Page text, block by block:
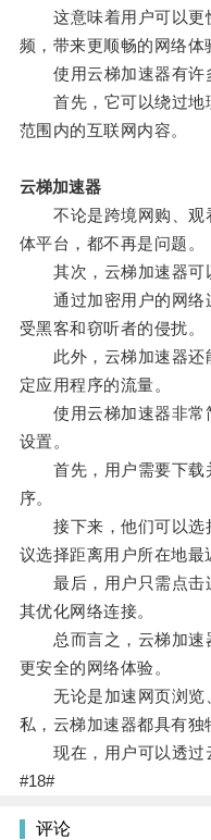
这意味着用户可以更
频，带来更顺畅的网络体
使用云梯加速器有许
首先，它可以绕过地
范围内的互联网内容。
云梯加速器
不论是跨境网购、观
体平台，都不再是问题。
其次，云梯加速器可
通过加密用户的网络
受黑客和窃听者的侵扰。
此外，云梯加速器还
定应用程序的流量。
使用云梯加速器非常
设置。
首先，用户需要下载
序。
接下来，他们可以选
议选择距离用户所在地最
最后，用户只需点击
其优化网络连接。
总而言之，云梯加速器
更安全的网络体验。
无论是加速网页浏览
私，云梯加速器都具有独
现在，用户可以透过云
#18#
评论